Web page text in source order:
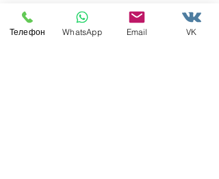
Телефон WhatsApp Email VK